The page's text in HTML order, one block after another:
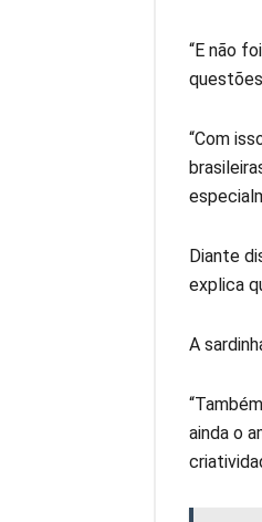
“E não
“Com
Diante
explica
A
ainda o